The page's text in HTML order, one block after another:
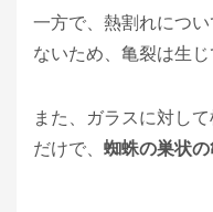
一方で、熱割れにつ
ないため、亀裂は生じ
また、ガラスに対し
だけで、 蜘蛛の巣状の